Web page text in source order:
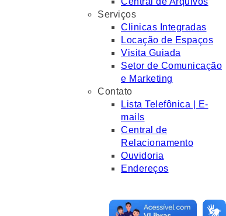
Serviços
Clinicas Integradas
Locação de Espaços
Visita Guiada
Setor de Comunicação
e Marketing
Contato
Lista Telefônica | E-
mails
Central de
Relacionamento
Ouvidoria
Endereços